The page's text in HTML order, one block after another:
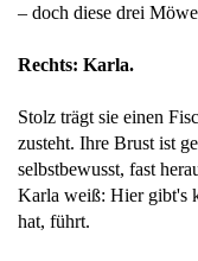
– doch diese drei
Rechts: Karla.
Stolz trägt sie einen
zusteht. Ihre Brust ist
selbstbewusst, fast
Karla weiß: Hier gibt's
hat, führt.